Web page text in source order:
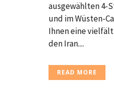
ausgewählten 4-
und im Wüsten-
Ihnen eine
den Iran....
READ MORE